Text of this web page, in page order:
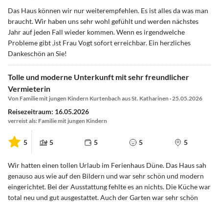
Das Haus können wir nur weiterempfehlen. Es ist alles da was man
braucht. Wir haben uns sehr wohl gefühlt und werden nächstes
Jahr auf jeden Fall wieder kommen. Wenn es irgendwelche
Probleme gibt ,ist Frau Vogt sofort erreichbar. Ein herzliches
Dankeschön an Sie!
Tolle und moderne Unterkunft mit sehr freundlicher
Vermieterin
Von Familie mit jungen Kindern Kurtenbach aus St. Katharinen · 25.05.2026
Reisezeitraum: 16.05.2026
verreist als: Familie mit jungen Kindern
5 5 5 5 5
Wir hatten einen tollen Urlaub im Ferienhaus Düne. Das Haus sah
genauso aus wie auf den Bildern und war sehr schön und modern
eingerichtet. Bei der Ausstattung fehlte es an nichts. Die Küche war
total neu und gut ausgestattet. Auch der Garten war sehr schön